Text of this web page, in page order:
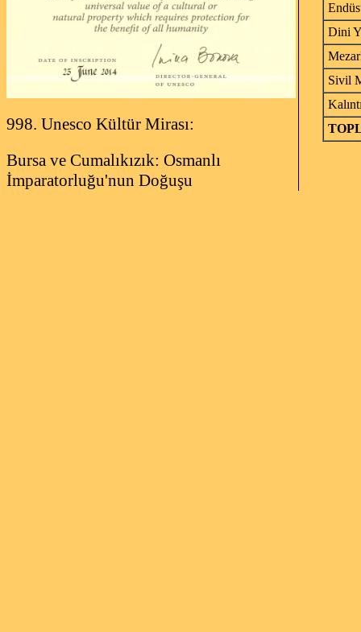
998. Unesco Kültür Mirası:
Bursa ve Cumalıkızık: Osmanlı
İmparatorluğu'nun Doğuşu
Dini
Sivil